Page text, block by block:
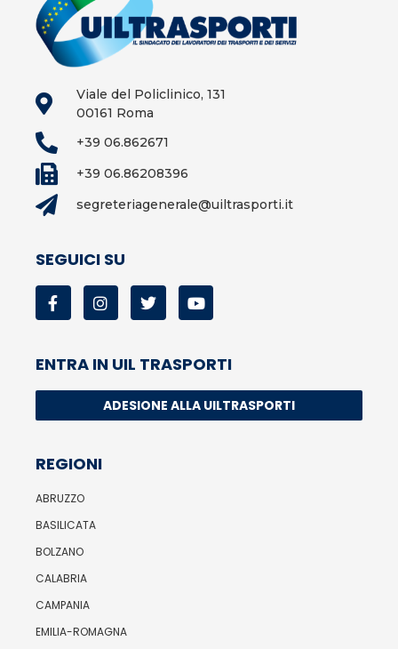
Viale del Policlinico, 131
00161 Roma
+39 06.862671
+39 06.86208396
segreteriagenerale@uiltrasporti.it
SEGUICI SU
ENTRA IN UIL TRASPORTI
ADESIONE ALLA UILTRASPORTI
REGIONI
ABRUZZO
BASILICATA
BOLZANO
CALABRIA
CAMPANIA
EMILIA-ROMAGNA